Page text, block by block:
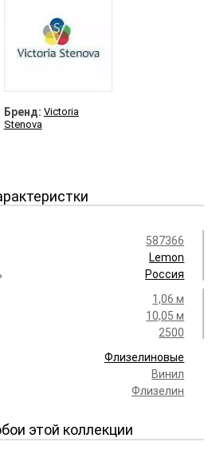
Бренд: Victoria
Stenova
587366
Lemon
Россия
1,06 м
10,05 м
2500
Флизелиновые
Винил
Флизелин
этой коллекции